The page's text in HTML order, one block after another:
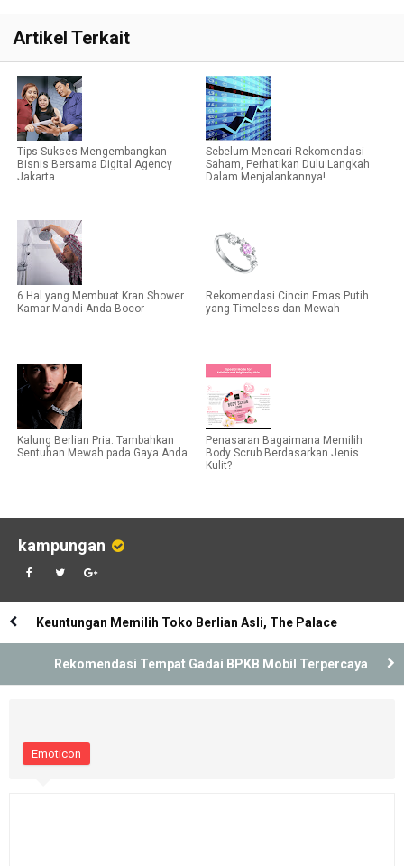
Artikel Terkait
Tips Sukses Mengembangkan
Bisnis Bersama Digital Agency
Jakarta
Sebelum Mencari Rekomendasi
Saham, Perhatikan Dulu Langkah
Dalam Menjalankannya!
6 Hal yang Membuat Kran Shower
Kamar Mandi Anda Bocor
Rekomendasi Cincin Emas Putih
yang Timeless dan Mewah
Kalung Berlian Pria: Tambahkan
Sentuhan Mewah pada Gaya Anda
Penasaran Bagaimana Memilih
Body Scrub Berdasarkan Jenis
Kulit?
kampungan
Keuntungan Memilih Toko Berlian Asli, The Palace
Rekomendasi Tempat Gadai BPKB Mobil Terpercaya
Emoticon